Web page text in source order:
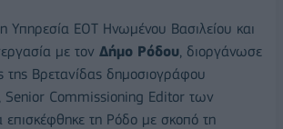
Υπηρεσία ΕΟΤ Ηνωμένου Βασιλείου και
με τον Δήμο Ρόδου , διοργάνωσε
της Βρετανίδας δημοσιογράφου
Senior Commissioning Editor των
επισκέφθηκε τη Ρόδο με σκοπό τη